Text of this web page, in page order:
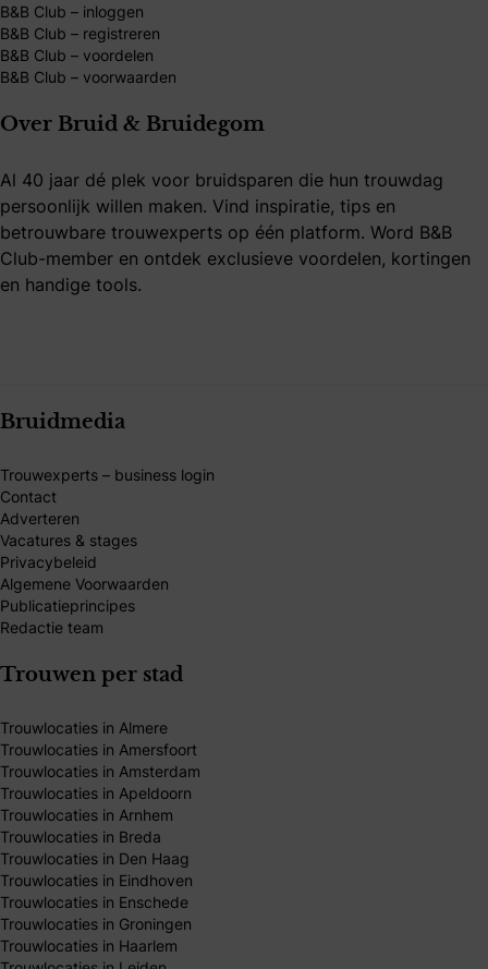
B&B Club – inloggen
B&B Club – registreren
B&B Club – voordelen
B&B Club – voorwaarden
Over Bruid & Bruidegom
Al 40 jaar dé plek voor bruidsparen die hun trouwdag
persoonlijk willen maken. Vind inspiratie, tips en
betrouwbare trouwexperts op één platform. Word B&B
Club-member en ontdek exclusieve voordelen, kortingen
en handige tools.
Bruidmedia
Trouwexperts – business login
Contact
Adverteren
Vacatures & stages
Privacybeleid
Algemene Voorwaarden
Publicatieprincipes
Redactie team
Trouwen per stad
Trouwlocaties in Almere
Trouwlocaties in Amersfoort
Trouwlocaties in Amsterdam
Trouwlocaties in Apeldoorn
Trouwlocaties in Arnhem
Trouwlocaties in Breda
Trouwlocaties in Den Haag
Trouwlocaties in Eindhoven
Trouwlocaties in Enschede
Trouwlocaties in Groningen
Trouwlocaties in Haarlem